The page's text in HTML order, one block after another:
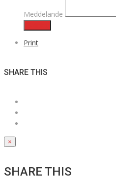
Meddelande
Print
SHARE THIS
×
SHARE THIS